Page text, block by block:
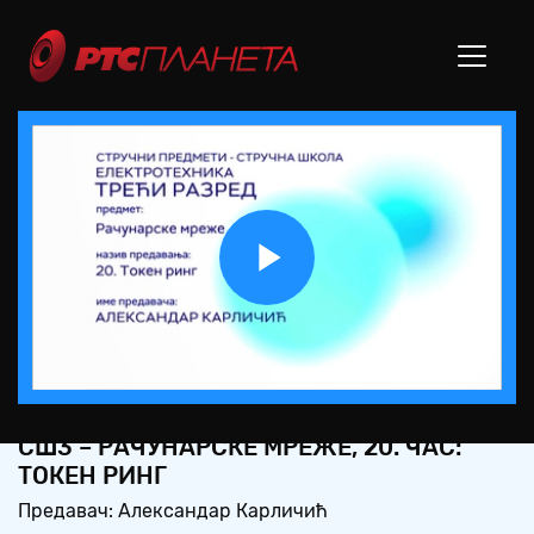
Play
Video
СШ3 – РАЧУНАРСКЕ МРЕЖЕ, 20. ЧАС:
ТОКЕН РИНГ
Предавач: Александар Карличић